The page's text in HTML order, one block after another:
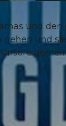
und den
und